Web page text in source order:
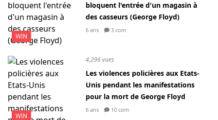
WIN
bloquent l'entrée d'un magasin à
des casseurs (George Floyd)
6 ans 3 com
WIN
4,296 vues
Les violences policières aux Etats-
Unis pendant les manifestations
pour la mort de George Floyd
6 ans 10 com